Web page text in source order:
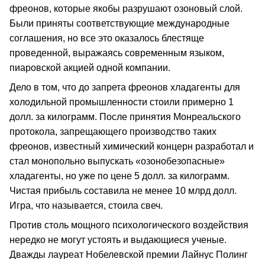
фреонов, которые якобы разрушают озоновый слой.
Были приняты соответствующие международные
соглашения, но все это оказалось блестяще
проведенной, выражаясь современным языком,
пиаровской акцией одной компании.
Дело в том, что до запрета фреонов хладагенты для
холодильной промышленности стоили примерно 1
долл. за килограмм. После принятия Монреальского
протокола, запрещающего производство таких
фреонов, известный химический концерн разработал и
стал монопольно выпускать «озонобезопасные»
хладагенты, но уже по цене 5 долл. за килограмм.
Чистая прибыль составила не менее 10 млрд долл.
Игра, что называется, стоила свеч.
Против столь мощного психологического воздействия
нередко не могут устоять и выдающиеся ученые.
Дважды лауреат Нобелевской премии Лайнус Полинг